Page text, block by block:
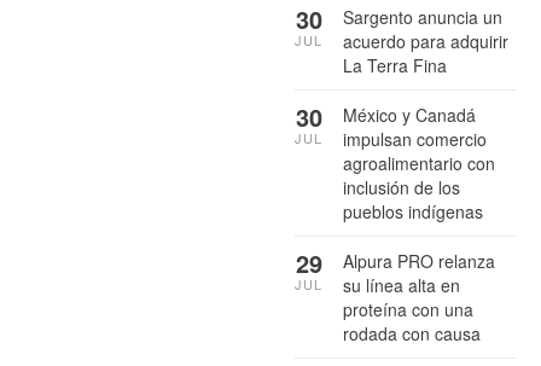
Sargento anuncia un
acuerdo para adquirir
La Terra Fina
30
JUL
México y Canadá
impulsan comercio
agroalimentario con
inclusión de los
pueblos indígenas
30
JUL
Alpura PRO relanza
su línea alta en
proteína con una
rodada con causa
29
JUL